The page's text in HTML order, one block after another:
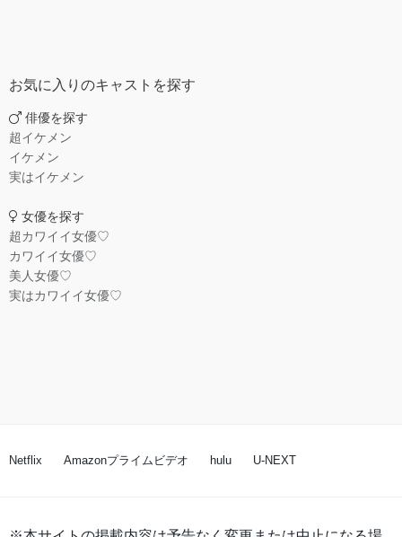
お気に入りのキャストを探す
俳優を探す
超イケメン
イケメン
実はイケメン
女優を探す
超カワイイ女優♡
カワイイ女優♡
美人女優♡
実はカワイイ女優♡
Netflix Amazonプライムビデオ hulu U-NEXT